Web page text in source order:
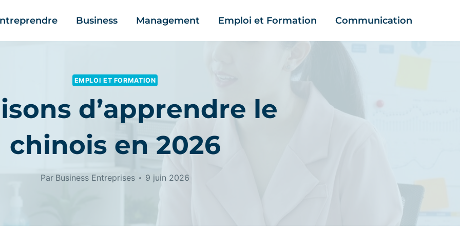
Business Management Emploi et Formation Communication
EMPLOI ET FORMATION
d’apprendre le
chinois en 2026
Par Business Entreprises 9 juin 2026